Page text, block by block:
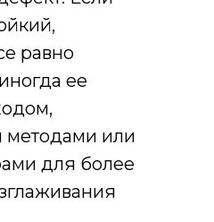
равно
ее
методами или
для более